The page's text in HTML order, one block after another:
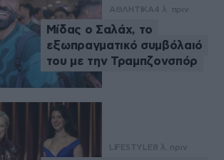
ΑΘΛΗΤΙΚΑ4 λ. πριν
Μίδας ο Σαλάχ, το
εξωπραγματικό συμβόλαιό
του με την Τραμπζονσπόρ
LIFESTYLE8 λ. πριν